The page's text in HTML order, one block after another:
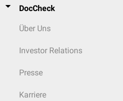
DocCheck
Über Uns
Investor Relations
Presse
Karriere